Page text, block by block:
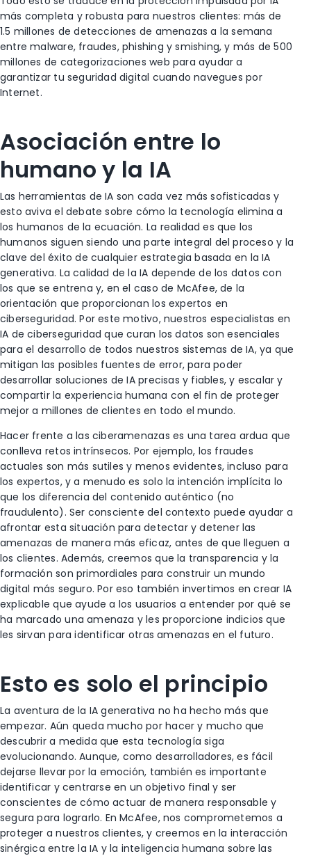
más completa y robusta para nuestros clientes: más de
1.5 millones de detecciones de amenazas a la semana
entre malware, fraudes, phishing y smishing, y más de 500
millones de categorizaciones web para ayudar a
garantizar tu seguridad digital cuando navegues por
Internet.
Asociación entre lo
humano y la IA
Las herramientas de IA son cada vez más sofisticadas y
esto aviva el debate sobre cómo la tecnología elimina a
los humanos de la ecuación. La realidad es que los
humanos siguen siendo una parte integral del proceso y la
clave del éxito de cualquier estrategia basada en la IA
generativa. La calidad de la IA depende de los datos con
los que se entrena y, en el caso de McAfee, de la
orientación que proporcionan los expertos en
ciberseguridad. Por este motivo, nuestros especialistas en
IA de ciberseguridad que curan los datos son esenciales
para el desarrollo de todos nuestros sistemas de IA, ya que
mitigan las posibles fuentes de error, para poder
desarrollar soluciones de IA precisas y fiables, y escalar y
compartir la experiencia humana con el fin de proteger
mejor a millones de clientes en todo el mundo.
Hacer frente a las ciberamenazas es una tarea ardua que
conlleva retos intrínsecos. Por ejemplo, los fraudes
actuales son más sutiles y menos evidentes, incluso para
los expertos, y a menudo es solo la intención implícita lo
que los diferencia del contenido auténtico (no
fraudulento). Ser consciente del contexto puede ayudar a
afrontar esta situación para detectar y detener las
amenazas de manera más eficaz, antes de que lleguen a
los clientes. Además, creemos que la transparencia y la
formación son primordiales para construir un mundo
digital más seguro. Por eso también invertimos en crear IA
explicable que ayude a los usuarios a entender por qué se
ha marcado una amenaza y les proporcione indicios que
les sirvan para identificar otras amenazas en el futuro.
Esto es solo el principio
La aventura de la IA generativa no ha hecho más que
empezar. Aún queda mucho por hacer y mucho que
descubrir a medida que esta tecnología siga
evolucionando. Aunque, como desarrolladores, es fácil
dejarse llevar por la emoción, también es importante
identificar y centrarse en un objetivo final y ser
conscientes de cómo actuar de manera responsable y
segura para lograrlo. En McAfee, nos comprometemos a
proteger a nuestros clientes, y creemos en la interacción
sinérgica entre la IA y la inteligencia humana sobre las